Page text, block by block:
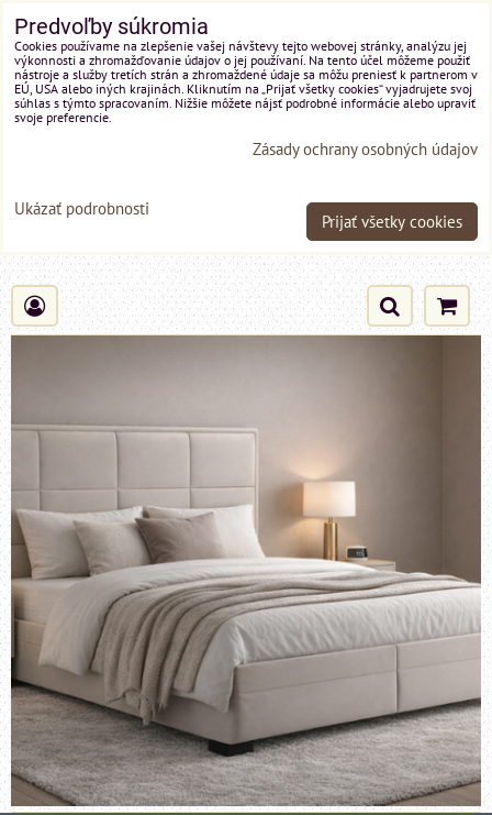
Predvoľby súkromia
Cookies používame na zlepšenie vašej návštevy tejto webovej stránky, analýzu jej
výkonnosti a zhromažďovanie údajov o jej používaní. Na tento účel môžeme použiť
nástroje a služby tretích strán a zhromaždené údaje sa môžu preniesť k partnerom v
EÚ, USA alebo iných krajinách. Kliknutím na „Prijať všetky cookies“ vyjadrujete svoj
súhlas s týmto spracovaním. Nižšie môžete nájsť podrobné informácie alebo upraviť
svoje preferencie.
Zásady ochrany osobných údajov
Ukázať podrobnosti
Prijať všetky cookies